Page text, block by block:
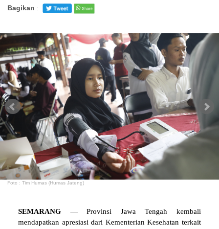
Bagikan :
Foto : Tim Humas (Humas Jateng)
SEMARANG — Provinsi Jawa Tengah kembali
mendapatkan apresiasi dari Kementerian Kesehatan terkait